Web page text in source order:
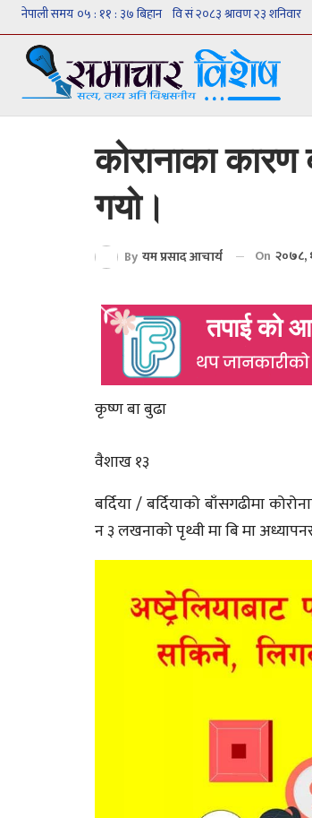
कोरानाका कारण
गयो।
By यम प्रसाद आचार्य On २०७८,
कृष्ण बा बुढा
वैशाख १३
बर्दिया / बर्दियाको बाँसगढीमा
न ३ लखनाको पृथ्वी मा बि मा